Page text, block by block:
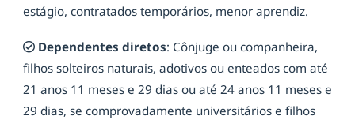
estágio, contratados temporários, menor aprendiz.
Dependentes diretos: Cônjuge ou companheira,
filhos solteiros naturais, adotivos ou enteados com até
21 anos 11 meses e 29 dias ou até 24 anos 11 meses e
29 dias, se comprovadamente universitários e filhos